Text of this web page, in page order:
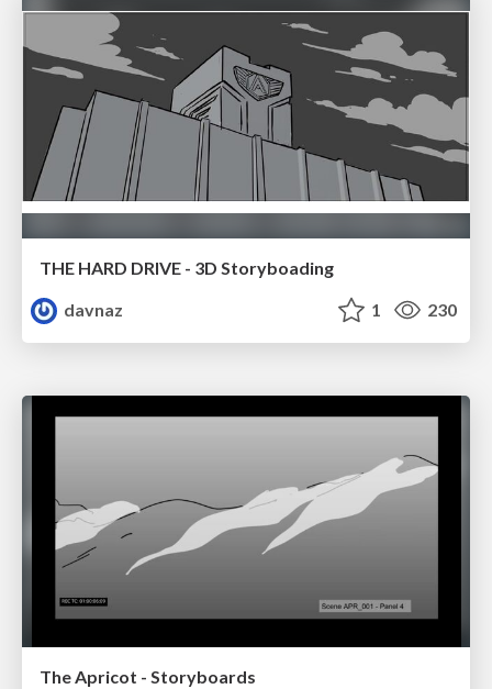
THE HARD DRIVE - 3D Storyboading
davnaz
1 230
The Apricot - Storyboards